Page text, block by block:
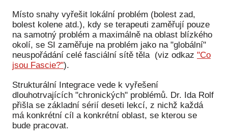
Místo snahy vyřešit lokální problém (bolest zad,
bolest kolene atd.), kdy se terapeuti zaměřují pouze
na samotný problém a maximálně na oblast blízkého
okolí, se SI zaměřuje na problém jako na "globální"
neuspořádání celé fasciální sítě těla (viz odkaz "Co
jsou Fascie?").
Strukturální Integrace vede k vyřešení
dlouhotrvajících "chronických" problémů. Dr. Ida Rolf
přišla se základní sérií deseti lekcí, z nichž každá
má konkrétní cíl a konkrétní oblast, se kterou se
bude pracovat.